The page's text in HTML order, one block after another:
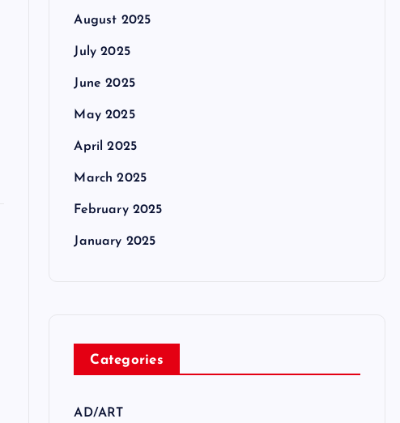
August 2025
July 2025
June 2025
May 2025
April 2025
March 2025
February 2025
January 2025
Categories
AD/ART